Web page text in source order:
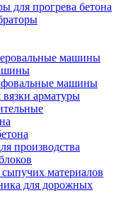
для прогрева бетона
машины
машины
арматуры
производства
материалов
для дорожных